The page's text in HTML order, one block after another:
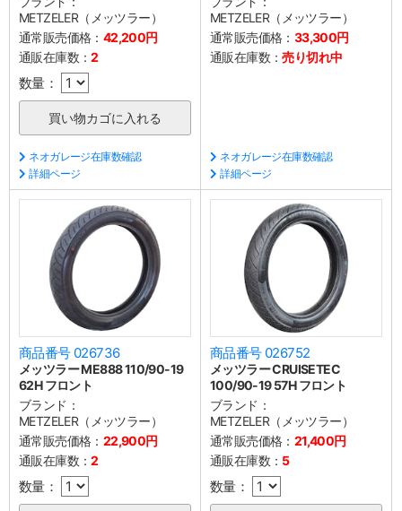
METZELER（メッツラー）
通常販売価格： 42,200円
通販在庫数：2
数量：
ネオガレージ在庫数確認
詳細ページ
METZELER（メッツラー）
通常販売価格： 33,300円
通販在庫数：売り切れ中
ネオガレージ在庫数確認
詳細ページ
商品番号 026736
メッツラー ME888 110/90-19
62H フロント
ブランド：
METZELER（メッツラー）
通常販売価格： 22,900円
通販在庫数：2
数量：
商品番号 026752
メッツラー CRUISETEC
100/90-19 57H フロント
ブランド：
METZELER（メッツラー）
通常販売価格： 21,400円
通販在庫数： 5
数量：